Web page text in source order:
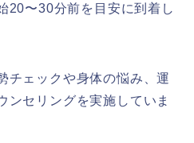
20〜30分前を目安に到着し
チェックや身体の悩み、運
ンセリングを実施していま